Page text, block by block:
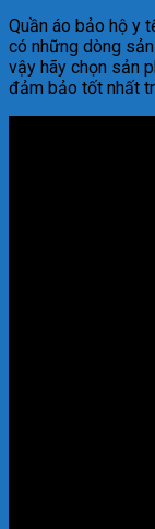
Quần áo bảo hộ y
có những dòng
vậy hãy chọn sản
đảm bảo tốt nhất